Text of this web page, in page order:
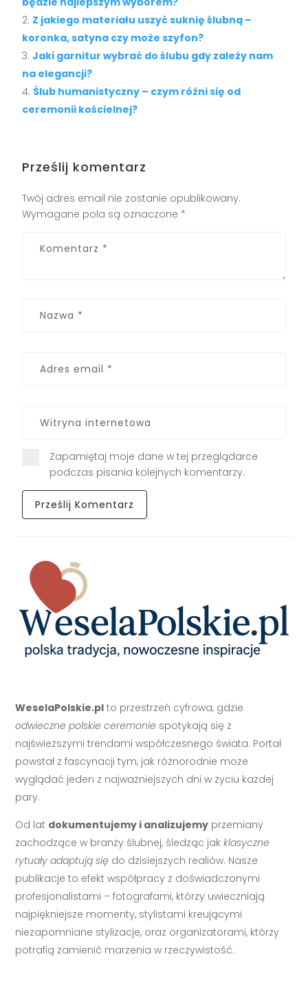
Z jakiego materiału uszyć suknię ślubną –
koronka, satyna czy może szyfon?
Jaki garnitur wybrać do ślubu gdy zależy nam
na elegancji?
Ślub humanistyczny – czym różni się od
ceremonii kościelnej?
Prześlij komentarz
Twój adres email nie zostanie opublikowany.
Wymagane pola są oznaczone *
Zapamiętaj moje dane w tej przeglądarce
podczas pisania kolejnych komentarzy.
WeselaPolskie.pl to przestrzeń cyfrowa, gdzie
odwieczne polskie ceremonie spotykają się z
najświeższymi trendami współczesnego świata. Portal
powstał z fascynacji tym, jak różnorodnie może
wyglądać jeden z najważniejszych dni w życiu każdej
pary.
Od lat dokumentujemy i analizujemy przemiany
zachodzące w branży ślubnej, śledząc jakklasyczne
rytuały adaptują się do dzisiejszych realiów. Nasze
publikacje to efekt współpracy z doświadczonymi
profesjonalistami – fotografami, którzy uwieczniają
najpiękniejsze momenty, stylistami kreującymi
niezapomniane stylizacje, oraz organizatorami, którzy
potrafią zamienić marzenia w rzeczywistość.